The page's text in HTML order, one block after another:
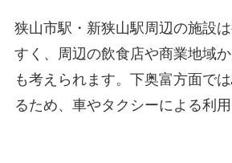
狭山市駅・新狭山駅周辺の施設
すく、周辺の飲食店や商業地域
も考えられます。下奥富方面で
るため、車やタクシーによる利用